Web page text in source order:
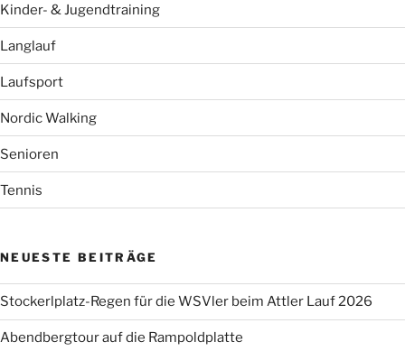
Kinder- & Jugendtraining
Langlauf
Laufsport
Nordic Walking
Senioren
Tennis
NEUESTE BEITRÄGE
Stockerlplatz-Regen für die WSVler beim Attler Lauf 2026
Abendbergtour auf die Rampoldplatte